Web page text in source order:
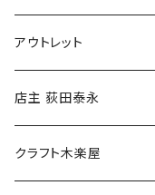
マグカップ
傘
食料品
アウトレット
店主 荻田泰永
書籍
クラフト木楽屋